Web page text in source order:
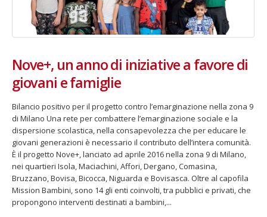
Nove+, un anno di iniziative a favore di
giovani e famiglie
Bilancio positivo per il progetto contro l’emarginazione nella zona 9
di Milano Una rete per combattere l’emarginazione sociale e la
dispersione scolastica, nella consapevolezza che per educare le
giovani generazioni è necessario il contributo dell’intera comunità.
È il progetto Nove+, lanciato ad aprile 2016 nella zona 9 di Milano,
nei quartieri Isola, Maciachini, Affori, Dergano, Comasina,
Bruzzano, Bovisa, Bicocca, Niguarda e Bovisasca. Oltre al capofila
Mission Bambini, sono 14 gli enti coinvolti, tra pubblici e privati, che
propongono interventi destinati a bambini,...